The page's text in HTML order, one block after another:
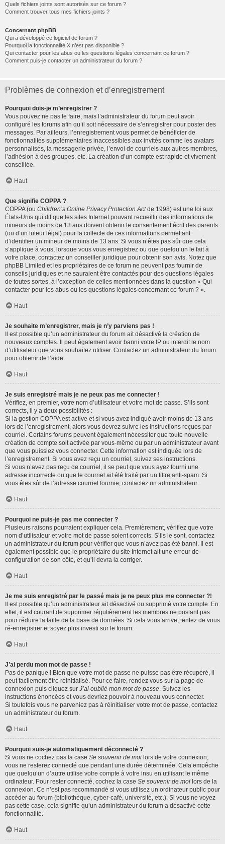
Quels fichiers joints sont autorisés sur ce forum ?
Comment trouver tous mes fichiers joints ?
Concernant phpBB
Qui a développé ce logiciel de forum ?
Pourquoi la fonctionnalité X n’est pas disponible ?
Qui contacter pour les abus ou les questions légales concernant ce forum ?
Comment puis-je contacter un administrateur du forum ?
Problèmes de connexion et d’enregistrement
Pourquoi dois-je m’enregistrer ?
Vous pouvez ne pas le faire, mais l’administrateur du forum peut avoir
configuré les forums afin qu’il soit nécessaire de s’enregistrer pour poster des
messages. Par ailleurs, l’enregistrement vous permet de bénéficier de
fonctionnalités supplémentaires inaccessibles aux invités comme les avatars
personnalisés, la messagerie privée, l’envoi de courriels aux autres membres,
l’adhésion à des groupes, etc. La création d’un compte est rapide et vivement
conseillée.
Haut
Que signifie COPPA ?
COPPA (ou Children’s Online Privacy Protection Actde 1998) est une loi aux
États-Unis qui dit que les sites Internet pouvant recueillir des informations de
mineurs de moins de 13 ans doivent obtenir le consentement écrit des parents
(ou d’un tuteur légal) pour la collecte de ces informations permettant
d’identifier un mineur de moins de 13 ans. Si vous n’êtes pas sûr que cela
s’applique à vous, lorsque vous vous enregistrez ou que quelqu’un le fait à
votre place, contactez un conseiller juridique pour obtenir son avis. Notez que
phpBB Limited et les propriétaires de ce forum ne peuvent pas fournir de
conseils juridiques et ne sauraient être contactés pour des questions légales
de toutes sortes, à l’exception de celles mentionnées dans la question « Qui
contacter pour les abus ou les questions légales concernant ce forum ? ».
Haut
Je souhaite m’enregistrer, mais je n’y parviens pas !
Il est possible qu’un administrateur du forum ait désactivé la création de
nouveaux comptes. Il peut également avoir banni votre IP ou interdit le nom
d’utilisateur que vous souhaitez utiliser. Contactez un administrateur du forum
pour obtenir de l’aide.
Haut
Je suis enregistré mais je ne peux pas me connecter !
Vérifiez, en premier, votre nom d’utilisateur et votre mot de passe. S’ils sont
corrects, il y a deux possibilités :
Si la gestion COPPA est active et si vous avez indiqué avoir moins de 13 ans
lors de l’enregistrement, alors vous devrez suivre les instructions reçues par
courriel. Certains forums peuvent également nécessiter que toute nouvelle
création de compte soit activée par vous-même ou par un administrateur avant
que vous puissiez vous connecter. Cette information est indiquée lors de
l’enregistrement. Si vous avez reçu un courriel, suivez ses instructions.
Si vous n’avez pas reçu de courriel, il se peut que vous ayez fourni une
adresse incorrecte ou que le courriel ait été traité par un filtre anti-spam. Si
vous êtes sûr de l’adresse courriel fournie, contactez un administrateur.
Haut
Pourquoi ne puis-je pas me connecter ?
Plusieurs raisons pourraient expliquer cela. Premièrement, vérifiez que votre
nom d’utilisateur et votre mot de passe soient corrects. S’ils le sont, contactez
un administrateur du forum pour vérifier que vous n’avez pas été banni. Il est
également possible que le propriétaire du site Internet ait une erreur de
configuration de son côté, et qu’il devra la corriger.
Haut
Je me suis enregistré par le passé mais je ne peux plus me connecter ?!
Il est possible qu’un administrateur ait désactivé ou supprimé votre compte. En
effet, il est courant de supprimer régulièrement les membres ne postant pas
pour réduire la taille de la base de données. Si cela vous arrive, tentez de vous
ré-enregistrer et soyez plus investi sur le forum.
Haut
J’ai perdu mon mot de passe !
Pas de panique ! Bien que votre mot de passe ne puisse pas être récupéré, il
peut facilement être réinitialisé. Pour ce faire, rendez vous sur la page de
connexion puis cliquez sur J’ai oublié mon mot de passe. Suivez les
instructions énoncées et vous devriez pouvoir à nouveau vous connecter.
Si toutefois vous ne parveniez pas à réinitialiser votre mot de passe, contactez
un administrateur du forum.
Haut
Pourquoi suis-je automatiquement déconnecté ?
Si vous ne cochez pas la case Se souvenir de moi lors de votre connexion,
vous ne resterez connecté que pendant une durée déterminée. Cela empêche
que quelqu’un d’autre utilise votre compte à votre insu en utilisant le même
ordinateur. Pour rester connecté, cochez la case Se souvenir de moi lors de la
connexion. Ce n’est pas recommandé si vous utilisez un ordinateur public pour
accéder au forum (bibliothèque, cyber-café, université, etc.). Si vous ne voyez
pas cette case, cela signifie qu’un administrateur du forum a désactivé cette
fonctionnalité.
Haut